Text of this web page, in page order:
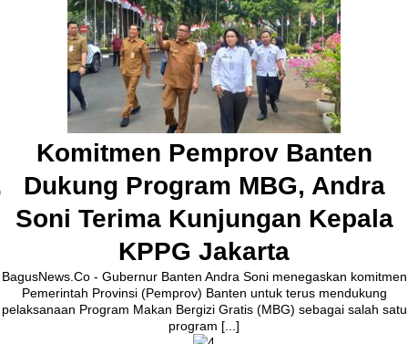
Kronjo Sepanjang 11 Kilometer,
Bupati Tangerang: Awasi
Bersama
BagusNews.Co – Bupati Tangerang Moch. Maesyal Rasyid,
melakukan peletakan batu pertama (Groundbreaking) rekonstruksi
Agustus 2026.Pada acara tersebut, Bupati Maesyal [...]
3 hari ago